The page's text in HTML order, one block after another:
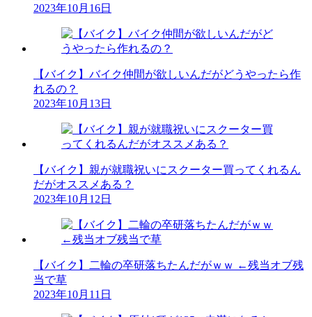
2023年10月16日
【バイク】バイク仲間が欲しいんだがどうやったら作
れるの？
2023年10月13日
【バイク】親が就職祝いにスクーター買ってくれるん
だがオススメある？
2023年10月12日
【バイク】二輪の卒研落ちたんだがｗｗ ←残当オブ残
当で草
2023年10月11日